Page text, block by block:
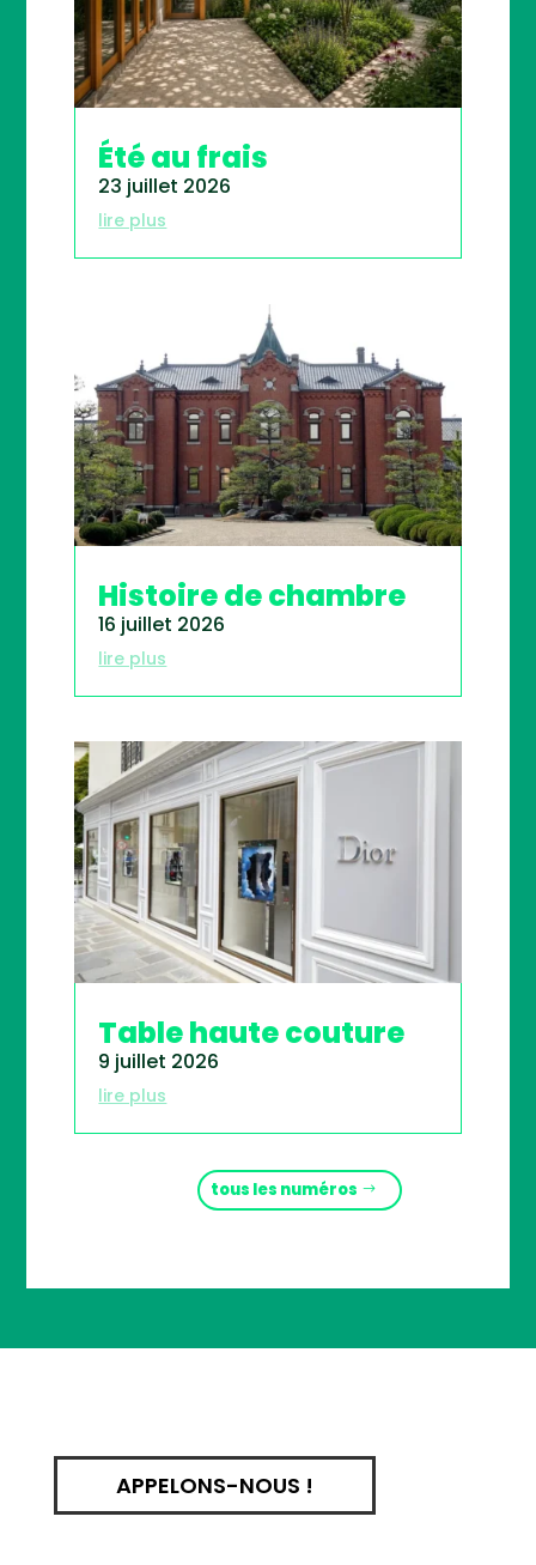
Été au frais
23 juillet 2026
lire plus
Histoire de chambre
16 juillet 2026
lire plus
Table haute couture
9 juillet 2026
lire plus
tous les numéros
APPELONS-NOUS !